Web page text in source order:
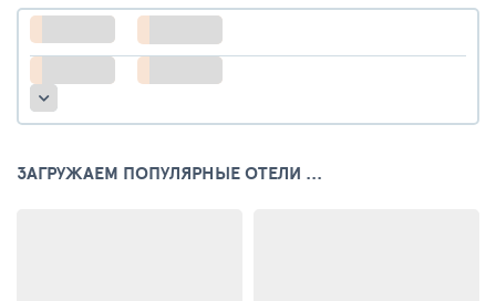
ЗАГРУЖАЕМ ПОПУЛЯРНЫЕ ОТЕЛИ ...